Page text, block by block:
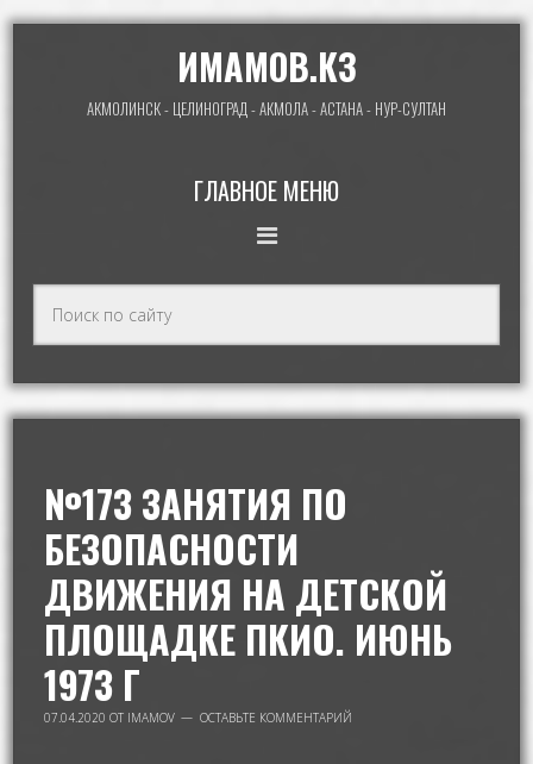
ИМАМОВ.КЗ
АКМОЛИНСК - ЦЕЛИНОГРАД - АКМОЛА - АСТАНА - НУР-СУЛТАН
ГЛАВНОЕ МЕНЮ
№173 ЗАНЯТИЯ ПО
БЕЗОПАСНОСТИ
ДВИЖЕНИЯ НА ДЕТСКОЙ
ПЛОЩАДКЕ ПКИО. ИЮНЬ
1973 Г
07.04.2020 ОТ IMAMOV ОСТАВЬТЕ КОММЕНТАРИЙ